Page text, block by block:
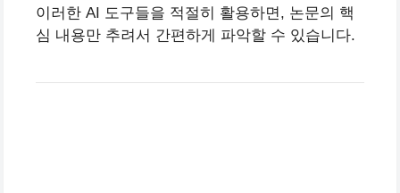
이러한 AI 도구들을 적절히 활용하면, 논문의 핵
심 내용만 추려서 간편하게 파악할 수 있습니다.